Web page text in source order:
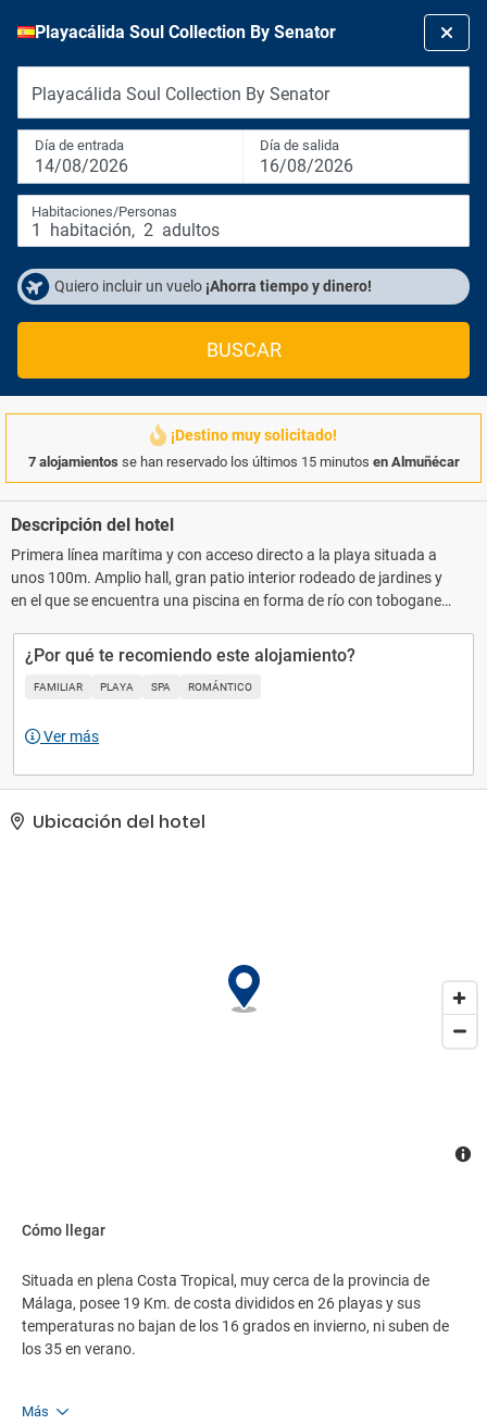
Playacálida Soul Collection By Senator
Playacálida Soul Collection By Senator
Día de entrada
14/08/2026
Día de salida
16/08/2026
Habitaciones/Personas
1 habitación, 2 adultos
Quiero incluir un vuelo ¡Ahorra tiempo y dinero!
BUSCAR
¡Destino muy solicitado!
7 alojamientos se han reservado los últimos 15 minutos en Almuñécar
Descripción del hotel
Primera línea marítima y con acceso directo a la playa situada a
unos 100m. Amplio hall, gran patio interior rodeado de jardines y
en el que se encuentra una piscina en forma de río con toboganes
Fantástico palmeral que culmina con una piscina desbordante
(infinity-pool) de 1.000m2 con vistas sobre el mar y hacia el litoral
de Almuñécar. Dos restaurantes buffet, restaurante a la carta, bar
relax le ofrecemos los servicios de nuestro Spa&Wellness
¿Por qué te recomiendo este alojamiento?
FAMILIAR PLAYA SPA ROMÁNTICO
Ver más
Ubicación del hotel
Cómo llegar
Situada en plena Costa Tropical, muy cerca de la provincia de
Málaga, posee 19 Km. de costa divididos en 26 playas y sus
temperaturas no bajan de los 16 grados en invierno, ni suben de
los 35 en verano.
Más